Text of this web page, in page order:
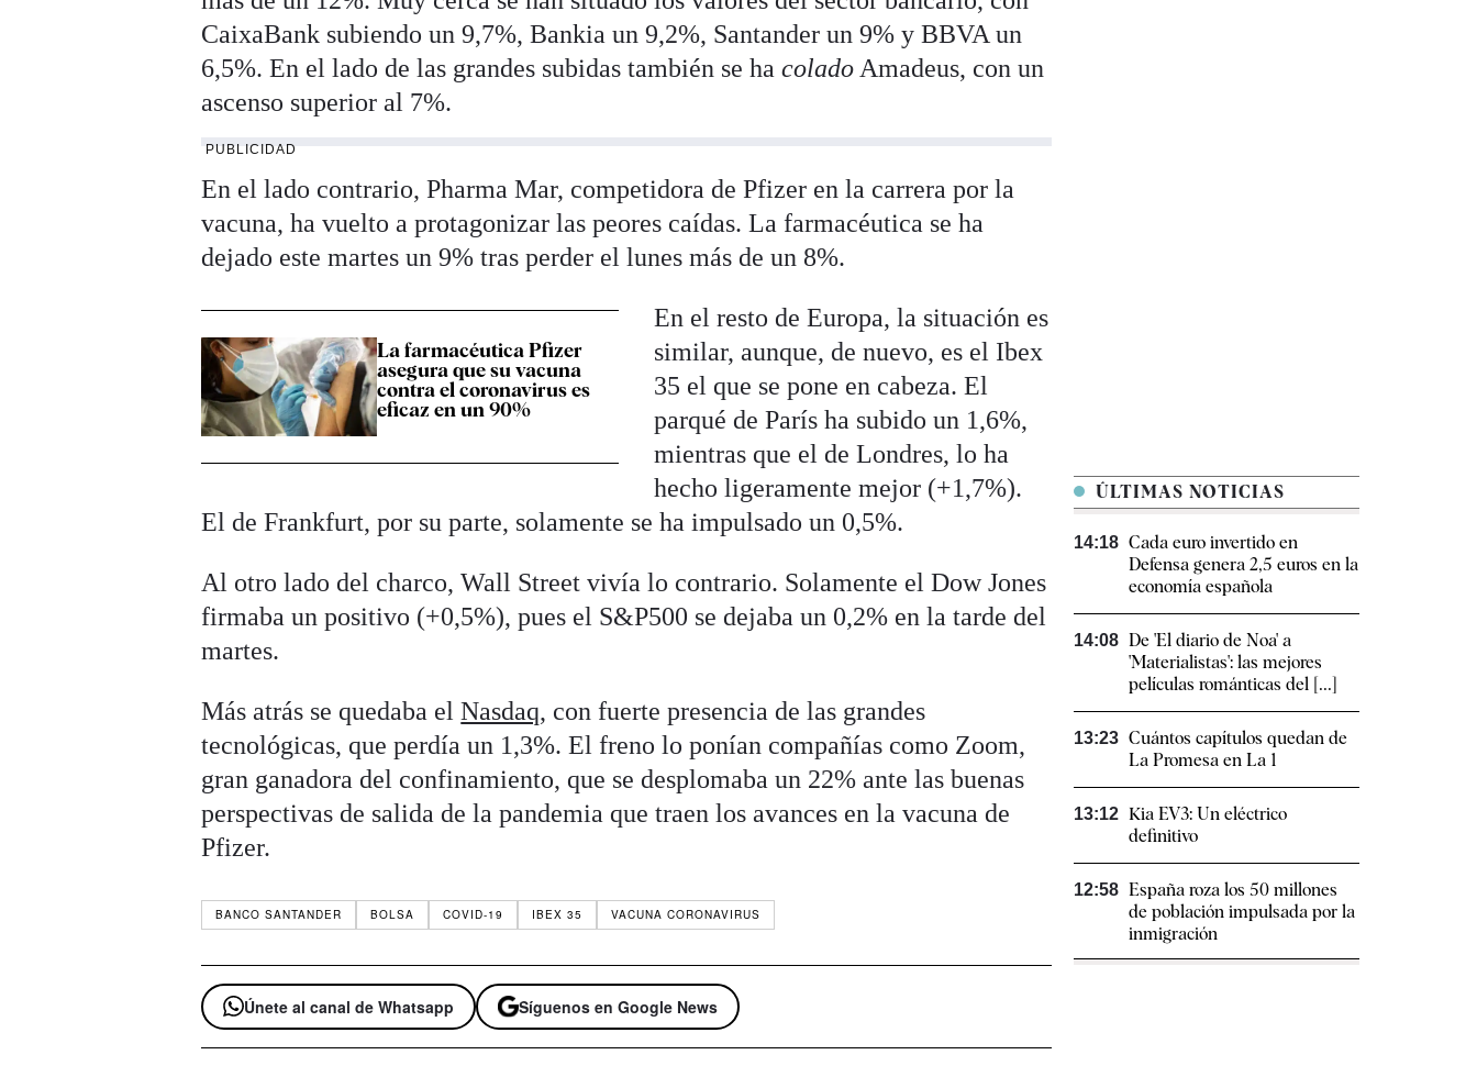
CaixaBank subiendo un 9,7%, Bankia un 9,2%, Santander un 9% y BBVA un
6,5%. En el lado de las grandes subidas también se hacolado Amadeus, con un
ascenso superior al 7%.
PUBLICIDAD
En el lado contrario, Pharma Mar, competidora de Pfizer en la carrera por la
vacuna, ha vuelto a protagonizar las peores caídas. La farmacéutica se ha
dejado este martes un 9% tras perder el lunes más de un 8%.
La farmacéutica Pfizer
asegura que su vacuna
contra el coronavirus es
eficaz en un 90%
En el resto de Europa, la situación es
similar, aunque, de nuevo, es el Ibex
35 el que se pone en cabeza. El
parqué de París ha subido un 1,6%,
mientras que el de Londres, lo ha
hecho ligeramente mejor (+1,7%).
El de Frankfurt, por su parte, solamente se ha impulsado un 0,5%.
Al otro lado del charco, Wall Street vivía lo contrario. Solamente el Dow Jones
firmaba un positivo (+0,5%), pues el S&P500 se dejaba un 0,2% en la tarde del
martes.
Más atrás se quedaba elNasdaq, con fuerte presencia de las grandes
tecnológicas, que perdía un 1,3%. El freno lo ponían compañías como Zoom,
gran ganadora del confinamiento, que se desplomaba un 22% ante las buenas
perspectivas de salida de la pandemia que traen los avances en la vacuna de
Pfizer.
BANCO SANTANDER BOLSA COVID-19 IBEX 35 VACUNA CORONAVIRUS
Únete al canal de Whatsapp Síguenos en Google News
ÚLTIMAS NOTICIAS
14:18 Cada euro invertido en
Defensa genera 2,5 euros en la
economía española
14:08 De 'El diario de Noa' a
'Materialistas': las mejores
películas románticas del [...]
13:23 Cuántos capítulos quedan de
La Promesa en La 1
13:12 Kia EV3: Un eléctrico
definitivo
12:58 España roza los 50 millones
de población impulsada por la
inmigración